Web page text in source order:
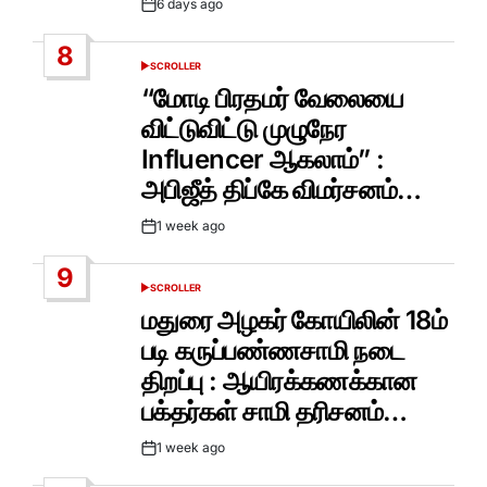
Post6 days ago
8
POSTED
IN
SCROLLER
“மோடி பிரதமர் வேலையை
விட்டுவிட்டு முழுநேர
Influencer ஆகலாம்” :
அபிஜீத் திப்கே விமர்சனம்…
Post1 week ago
9
POSTED
SCROLLER
மதுரை அழகர் கோயிலின் 18ம்
படி கருப்பண்ணசாமி நடை
திறப்பு : ஆயிரக்கணக்கான
பக்தர்கள் சாமி தரிசனம்…
Post1 week ago